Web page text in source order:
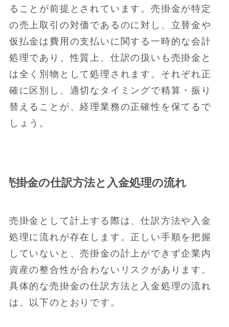
ることが前提とされています。売掛金が特定
の売上取引の対価であるのに対し、立替金や
仮払金は費用の支払いに関する一時的な会計
処理であり、性質上、仕訳の扱いも売掛金と
は全く別物として処理されます。それぞれ正
確に区別し、適切なタイミングで精算・振り
替えることが、経理業務の正確性を保てるで
しょう。
売掛金の仕訳方法と入金処理の流れ
売掛金として計上する際は、仕訳方法や入金
処理に流れが存在します。正しい手順を把握
していないと、売掛金の計上ができず企業内
資産の整合性が合わないリスクがあります。
具体的な売掛金の仕訳方法と入金処理の流れ
は、以下のとおりです。